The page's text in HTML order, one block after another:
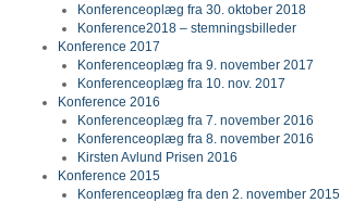
Konferenceoplæg fra 30. oktober 2018
Konference2018 – stemningsbilleder
Konference 2017
Konferenceoplæg fra 9. november 2017
Konferenceoplæg fra 10. nov. 2017
Konference 2016
Konferenceoplæg fra 7. november 2016
Konferenceoplæg fra 8. november 2016
Kirsten Avlund Prisen 2016
Konference 2015
Konferenceoplæg fra den 2. november 2015